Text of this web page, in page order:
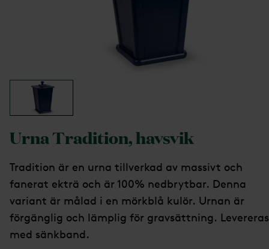
Urna Tradition, havsvik
Tradition är en urna tillverkad av massivt och
fanerat ekträ och är 100% nedbrytbar. Denna
variant är målad i en mörkblå kulör. Urnan är
förgänglig och lämplig för gravsättning. Levereras
med sänkband.